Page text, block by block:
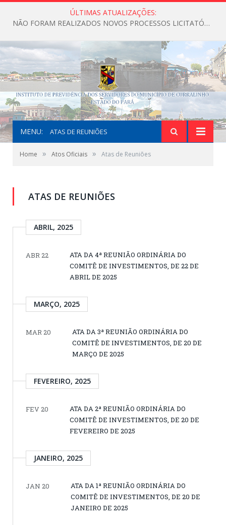
ÚLTIMAS ATUALIZAÇÕES:
NÃO FORAM REALIZADOS NOVOS PROCESSOS LICITATÓRIOS ATÉ O MOMENTO DO ANO DE 2026
MENU: ATAS DE REUNIÕES
Home » Atos Oficiais » Atas de Reuniões
ATAS DE REUNIÕES
ABRIL, 2025
ABR 22
ATA DA 4ª REUNIÃO ORDINÁRIA DO
COMITÊ DE INVESTIMENTOS, DE 22 DE
ABRIL DE 2025
MARÇO, 2025
MAR 20
ATA DA 3ª REUNIÃO ORDINÁRIA DO
COMITÊ DE INVESTIMENTOS, DE 20 DE
MARÇO DE 2025
FEVEREIRO, 2025
FEV 20
ATA DA 2ª REUNIÃO ORDINÁRIA DO
COMITÊ DE INVESTIMENTOS, DE 20 DE
FEVEREIRO DE 2025
JANEIRO, 2025
JAN 20
ATA DA 1ª REUNIÃO ORDINÁRIA DO
COMITÊ DE INVESTIMENTOS, DE 20 DE
JANEIRO DE 2025